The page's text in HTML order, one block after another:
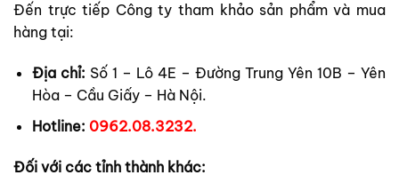
Đến trực tiếp Công ty tham khảo sản phẩm và mua
hàng tại:
Địa chỉ: Số 1 – Lô 4E – Đường Trung Yên 10B – Yên
Hòa – Cầu Giấy – Hà Nội.
Hotline: 0962.08.3232.
Đối với các tỉnh thành khác: